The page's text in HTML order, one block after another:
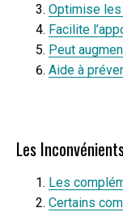
Optimise
Facilite
Peut
Aide à
Les
Les
Certains